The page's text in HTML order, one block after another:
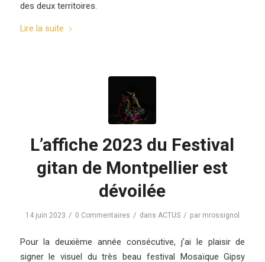
des deux territoires.
Lire la suite
L’affiche 2023 du Festival
gitan de Montpellier est
dévoilée
14 juin 2023 / 0 Commentaires / dans ACTUS / par mrossignol
Pour la deuxième année consécutive, j’ai le plaisir de
signer le visuel du très beau festival Mosaïque Gipsy